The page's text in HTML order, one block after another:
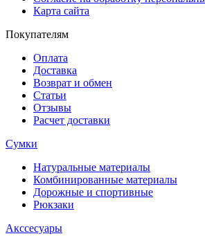
Карта сайта
Покупателям
Оплата
Доставка
Возврат и обмен
Статьи
Отзывы
Расчет доставки
Сумки
Натуральные материалы
Комбинированные материалы
Дорожные и спортивные
Рюкзаки
Акссесуары